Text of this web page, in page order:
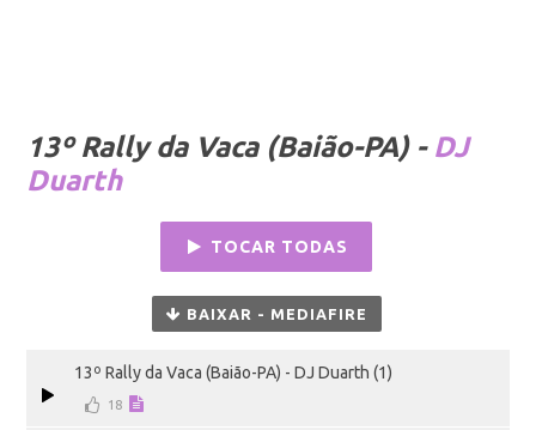
13º Rally da Vaca (Baião-PA) - DJ
Duarth
TOCAR TODAS
BAIXAR - MEDIAFIRE
13º Rally da Vaca (Baião-PA) - DJ Duarth (1)
18